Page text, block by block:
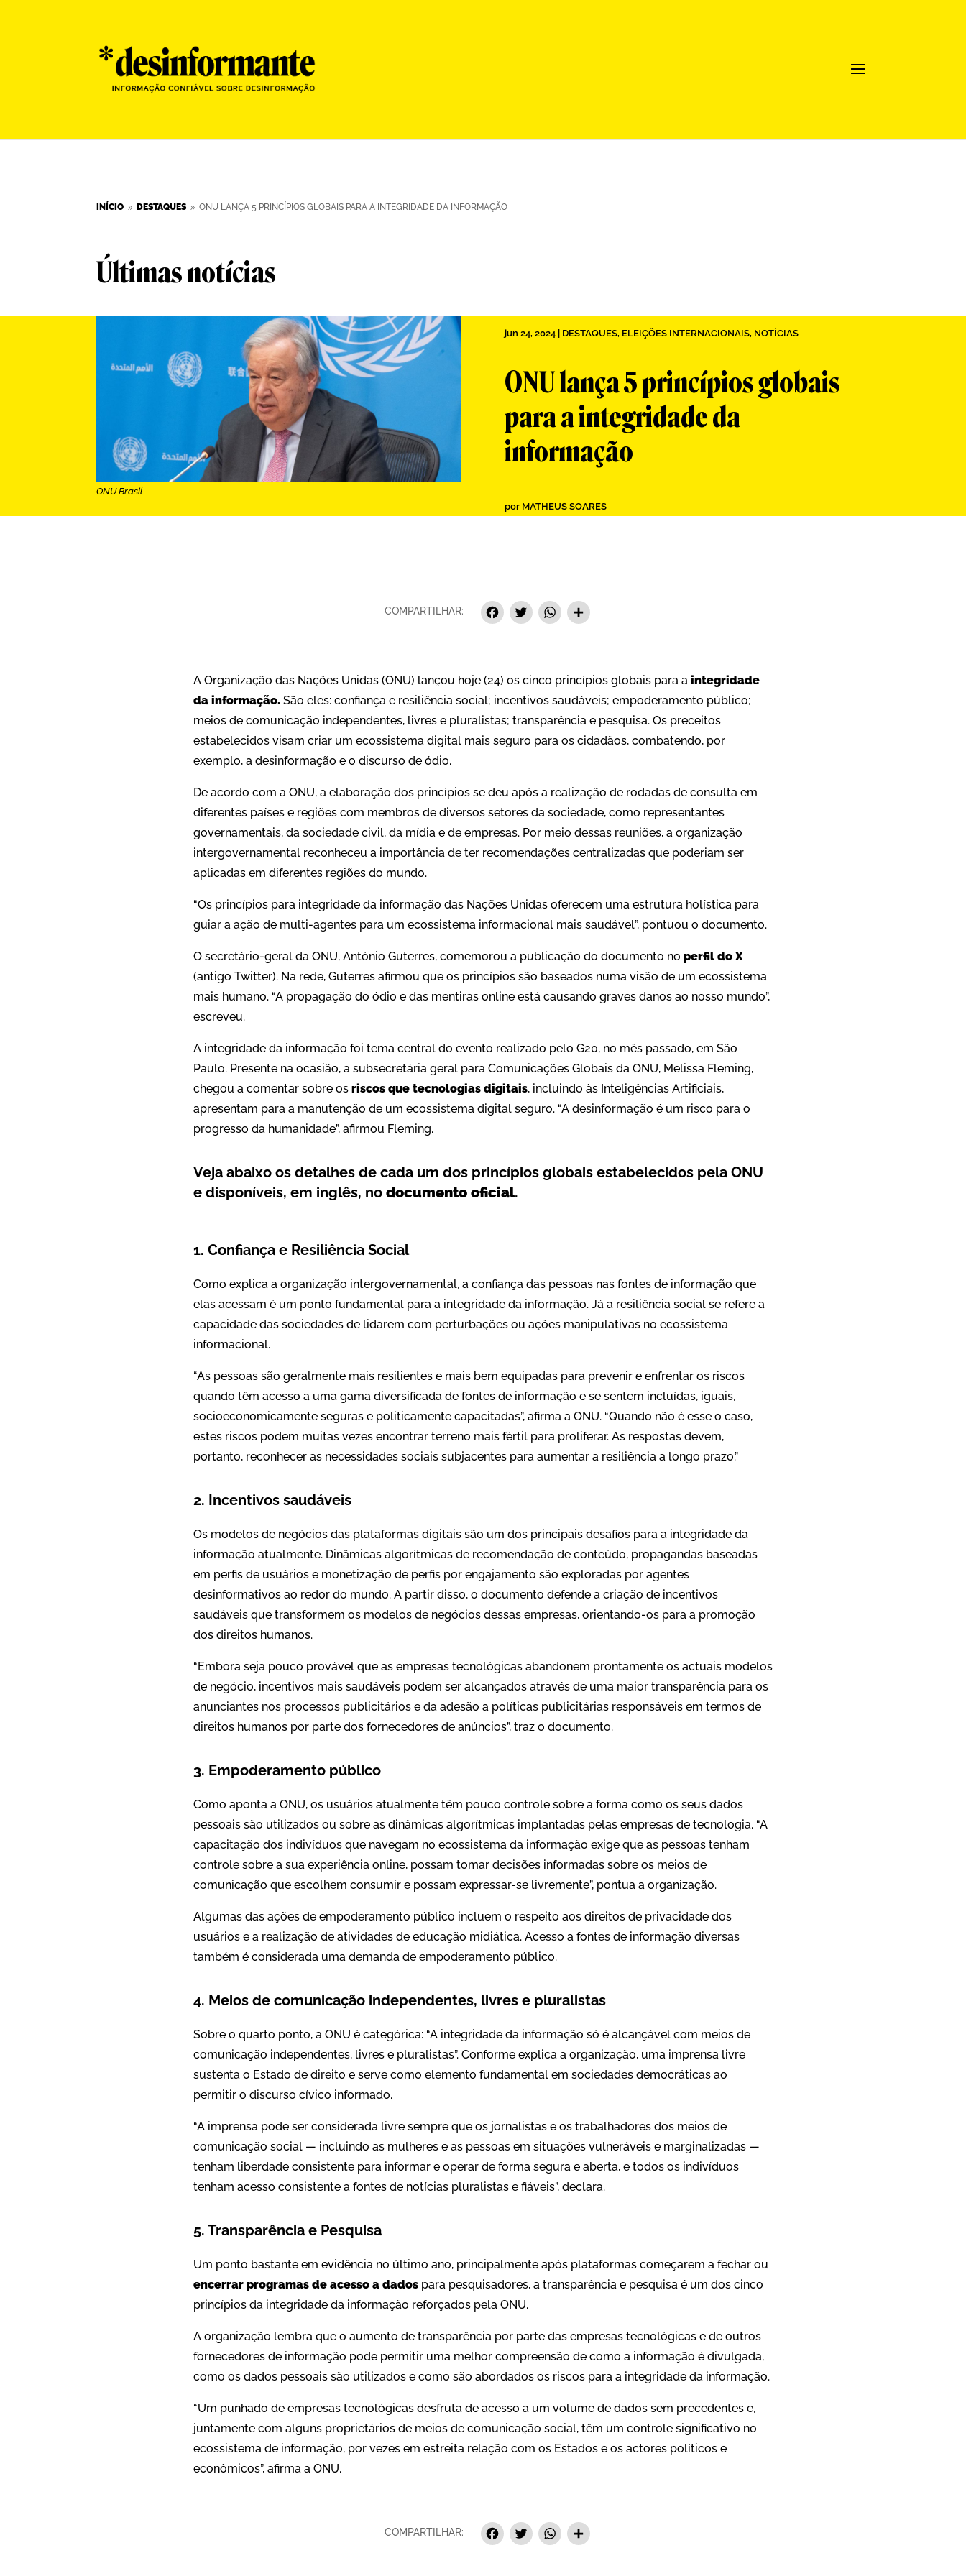
INÍCIO 9 DESTAQUES 9 ONU LANÇA 5 PRINCÍPIOS GLOBAIS PARA A INTEGRIDADE DA INFORMAÇÃO
Últimas notícias
ONU Brasil
jun 24, 2024| DESTAQUES, ELEIÇÕES INTERNACIONAIS, NOTÍCIAS
ONU lança 5 princípios globais
para a integridade da
informação
por MATHEUS SOARES
COMPARTILHAR: Facebook
Twitter
WhatsApp
A Organização das Nações Unidas (ONU) lançou hoje (24) os cinco princípios globais para a integridade
da informação.São eles: confiança e resiliência social; incentivos saudáveis; empoderamento público;
meios de comunicação independentes, livres e pluralistas; transparência e pesquisa. Os preceitos
estabelecidos visam criar um ecossistema digital mais seguro para os cidadãos, combatendo, por
exemplo, a desinformação e o discurso de ódio.
De acordo com a ONU, a elaboração dos princípios se deu após a realização de rodadas de consulta em
diferentes países e regiões com membros de diversos setores da sociedade, como representantes
governamentais, da sociedade civil, da mídia e de empresas. Por meio dessas reuniões, a organização
intergovernamental reconheceu a importância de ter recomendações centralizadas que poderiam ser
aplicadas em diferentes regiões do mundo.
“Os princípios para integridade da informação das Nações Unidas oferecem uma estrutura holística para
guiar a ação de multi-agentes para um ecossistema informacional mais saudável”, pontuou o documento.
O secretário-geral da ONU, António Guterres, comemorou a publicação do documento no perfil do X
(antigo Twitter). Na rede, Guterres afirmou que os princípios são baseados numa visão de um ecossistema
mais humano. “A propagação do ódio e das mentiras online está causando graves danos ao nosso mundo”,
escreveu.
A integridade da informação foi tema central do evento realizado pelo G20, no mês passado, em São
Paulo. Presente na ocasião, a subsecretária geral para Comunicações Globais da ONU, Melissa Fleming,
chegou a comentar sobre os riscos que tecnologias digitais, incluindo às Inteligências Artificiais,
apresentam para a manutenção de um ecossistema digital seguro. “A desinformação é um risco para o
progresso da humanidade”, afirmou Fleming.
Veja abaixo os detalhes de cada um dos princípios globais estabelecidos pela ONU
e disponíveis, em inglês, no documento oficial.
1. Confiança e Resiliência Social
Como explica a organização intergovernamental, a confiança das pessoas nas fontes de informação que
elas acessam é um ponto fundamental para a integridade da informação. Já a resiliência social se refere a
capacidade das sociedades de lidarem com perturbações ou ações manipulativas no ecossistema
informacional.
“As pessoas são geralmente mais resilientes e mais bem equipadas para prevenir e enfrentar os riscos
quando têm acesso a uma gama diversificada de fontes de informação e se sentem incluídas, iguais,
socioeconomicamente seguras e politicamente capacitadas”, afirma a ONU. “Quando não é esse o caso,
estes riscos podem muitas vezes encontrar terreno mais fértil para proliferar. As respostas devem,
portanto, reconhecer as necessidades sociais subjacentes para aumentar a resiliência a longo prazo.”
2. Incentivos saudáveis
Os modelos de negócios das plataformas digitais são um dos principais desafios para a integridade da
informação atualmente. Dinâmicas algorítmicas de recomendação de conteúdo, propagandas baseadas
em perfis de usuários e monetização de perfis por engajamento são exploradas por agentes
desinformativos ao redor do mundo. A partir disso, o documento defende a criação de incentivos
saudáveis que transformem os modelos de negócios dessas empresas, orientando-os para a promoção
dos direitos humanos.
“Embora seja pouco provável que as empresas tecnológicas abandonem prontamente os actuais modelos
de negócio, incentivos mais saudáveis ​​podem ser alcançados através de uma maior transparência para os
anunciantes nos processos publicitários e da adesão a políticas publicitárias responsáveis ​​em termos de
direitos humanos por parte dos fornecedores de anúncios”, traz o documento.
3. Empoderamento público
Como aponta a ONU, os usuários atualmente têm pouco controle sobre a forma como os seus dados
pessoais são utilizados ou sobre as dinâmicas algorítmicas implantadas pelas empresas de tecnologia. “A
capacitação dos indivíduos que navegam no ecossistema da informação exige que as pessoas tenham
controle sobre a sua experiência online, possam tomar decisões informadas sobre os meios de
comunicação que escolhem consumir e possam expressar-se livremente”, pontua a organização.
Algumas das ações de empoderamento público incluem o respeito aos direitos de privacidade dos
usuários e a realização de atividades de educação midiática. Acesso a fontes de informação diversas
também é considerada uma demanda de empoderamento público.
4. Meios de comunicação independentes, livres e pluralistas
Sobre o quarto ponto, a ONU é categórica: “A integridade da informação só é alcançável com meios de
comunicação independentes, livres e pluralistas”. Conforme explica a organização, uma imprensa livre
sustenta o Estado de direito e serve como elemento fundamental em sociedades democráticas ao
permitir o discurso cívico informado.
“A imprensa pode ser considerada livre sempre que os jornalistas e os trabalhadores dos meios de
comunicação social — incluindo as mulheres e as pessoas em situações vulneráveis ​​e marginalizadas —
tenham liberdade consistente para informar e operar de forma segura e aberta, e todos os indivíduos
tenham acesso consistente a fontes de notícias pluralistas e fiáveis”, declara.
5. Transparência e Pesquisa
Um ponto bastante em evidência no último ano, principalmente após plataformas começarem a fechar ou
encerrar programas de acesso a dadospara pesquisadores, a transparência e pesquisa é um dos cinco
princípios da integridade da informação reforçados pela ONU.
A organização lembra que o aumento de transparência por parte das empresas tecnológicas e de outros
fornecedores de informação pode permitir uma melhor compreensão de como a informação é divulgada,
como os dados pessoais são utilizados e como são abordados os riscos para a integridade da informação.
“Um punhado de empresas tecnológicas desfruta de acesso a um volume de dados sem precedentes e,
juntamente com alguns proprietários de meios de comunicação social, têm um controle significativo no
ecossistema de informação, por vezes em estreita relação com os Estados e os actores políticos e
econômicos”, afirma a ONU.
COMPARTILHAR: Facebook
Twitter
WhatsApp